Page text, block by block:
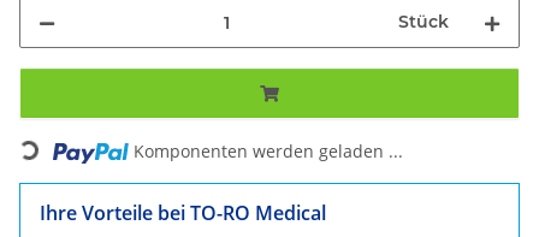
Stück
Loading... Komponenten werden geladen ...
Ihre Vorteile bei TO-RO Medical